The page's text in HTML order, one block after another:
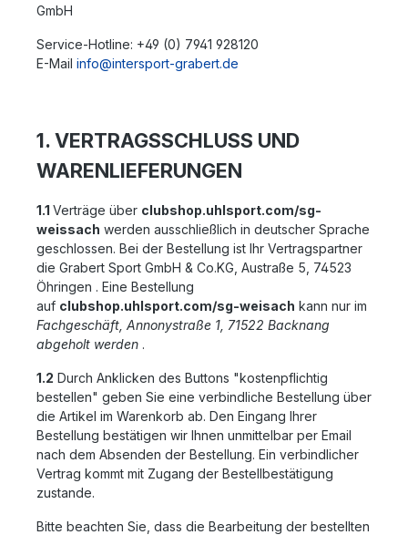
GmbH
Service-Hotline: +49 (0) 7941 928120
E-Mail info@intersport-grabert.de
1. VERTRAGSSCHLUSS UND
WARENLIEFERUNGEN
1.1 Verträge über clubshop.uhlsport.com/sg-
weissach werden ausschließlich in deutscher Sprache
geschlossen. Bei der Bestellung ist Ihr Vertragspartner
die Grabert Sport GmbH & Co.KG, Austraße 5, 74523
Öhringen . Eine Bestellung
auf clubshop.uhlsport.com/sg-weisach kann nur im
Fachgeschäft, Annonystraße 1, 71522 Backnang
abgeholt werden .
1.2 Durch Anklicken des Buttons "kostenpflichtig
bestellen" geben Sie eine verbindliche Bestellung über
die Artikel im Warenkorb ab. Den Eingang Ihrer
Bestellung bestätigen wir Ihnen unmittelbar per Email
nach dem Absenden der Bestellung. Ein verbindlicher
Vertrag kommt mit Zugang der Bestellbestätigung
zustande.
Bitte beachten Sie, dass die Bearbeitung der bestellten